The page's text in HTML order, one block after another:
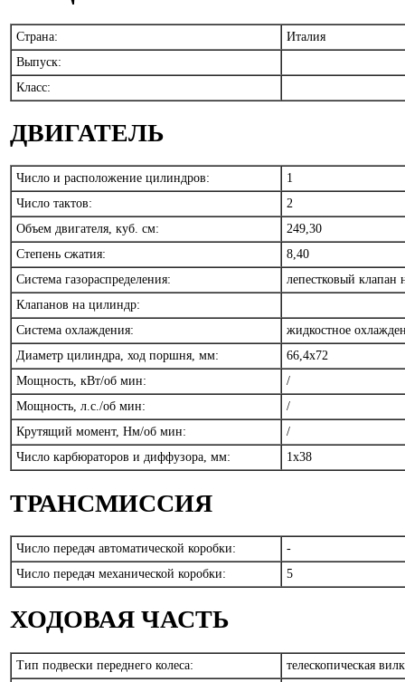
Страна:
Италия
Выпуск:
Класс:
ДВИГАТЕЛЬ
Число и расположение цилиндров:
1
Число тактов:
2
Объем двигателя, куб. см:
249,30
Степень сжатия:
8,40
Система газораспределения:
лепестковый клапан
Клапанов на цилиндр:
Система охлаждения:
жидкостное
Диаметр цилиндра, ход поршня, мм:
66,4x72
Мощность, кВт/об мин:
/
Мощность, л.с./об мин:
/
Крутящий момент, Нм/об мин:
/
Число карбюраторов и диффузора, мм:
1x38
ТРАНСМИССИЯ
Число передач автоматической коробки:
-
Число передач механической коробки:
5
ХОДОВАЯ ЧАСТЬ
Тип подвески переднего колеса: телескопическая